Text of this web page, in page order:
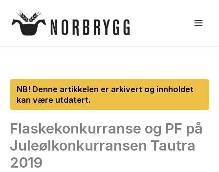
rett
Flaskekonkurranse og PF på
Juleølkonkurransen Tautra
2019